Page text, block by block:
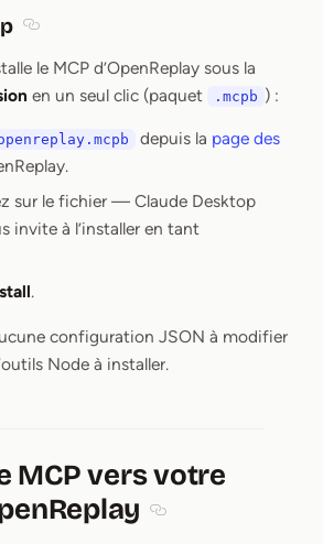
le MCP d’OpenReplay sous la
en un seul clic (paquet .mcpb ) :
depuis la page des
sur le fichier — Claude Desktop
invite à l’installer en tant
.
configuration JSON à modifier
Node à installer.
MCP vers votre